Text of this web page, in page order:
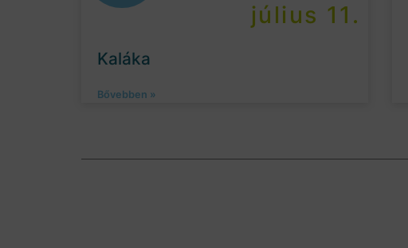
július 11.
Kaláka
Bővebben »